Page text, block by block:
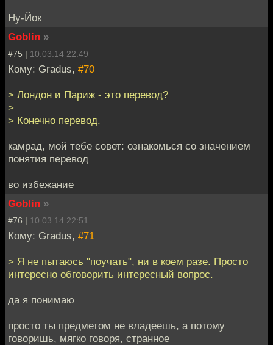
Ну-Йок
Goblin »
#75 | 10.03.14 22:49
Кому: Gradus, #70
> Лондон и Париж - это перевод?
>
> Конечно перевод.
камрад, мой тебе совет: ознакомься со значением
понятия перевод
во избежание
Goblin »
#76 | 10.03.14 22:51
Кому: Gradus, #71
> Я не пытаюсь "поучать", ни в коем разе. Просто
интересно обговорить интересный вопрос.
да я понимаю
просто ты предметом не владеешь, а потому
говоришь, мягко говоря, странное